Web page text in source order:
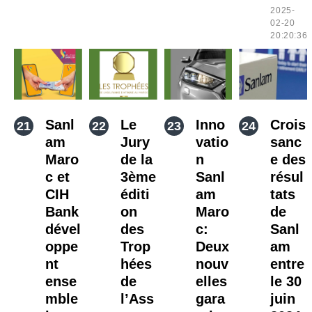
2025-
02-20
20:20:36
Sanl
am
Maro
c et
CIH
Bank
dével
oppe
nt
ense
mble
Le
Jury
de la
3ème
éditi
on
des
Trop
hées
de
l’Ass
Inno
vatio
n
Sanl
am
Maro
c:
Deux
nouv
elles
gara
Crois
sanc
e des
résul
tats
de
Sanl
am
entre
le 30
juin